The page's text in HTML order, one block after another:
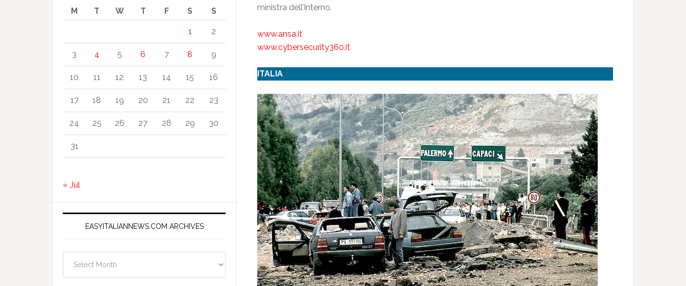
ministra dell’Interno.
www.ansa.it
www.cybersecurity360.it
ITALIA
M
T W T F S S
1 2
3 4 5 6 7 8 9
10 11 12 13 14 15 16
17 18 19 20 21 22 23
24 25 26 27 28 29 30
31
« Jul
EASYITALIANNEWS.COM ARCHIVES
Archives